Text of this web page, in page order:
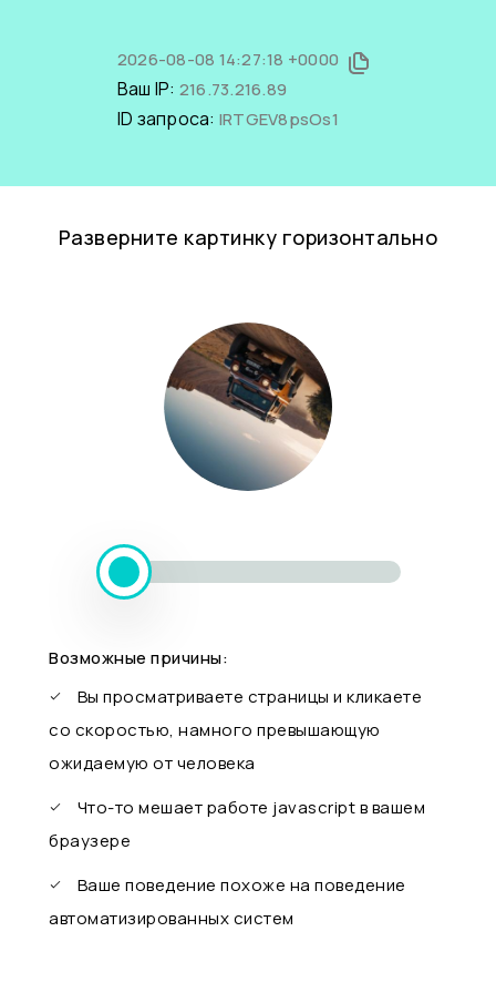
2026-08-08 14:27:18 +0000
Ваш IP: 216.73.216.89
ID запроса: IRTGEV8psOs1
Разверните картинку горизонтально
Возможные причины:
Вы просматриваете страницы и кликаете
со скоростью, намного превышающую
ожидаемую от человека
Что-то мешает работе javascript в вашем
браузере
Ваше поведение похоже на поведение
автоматизированных систем